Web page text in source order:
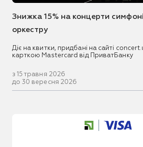
Знижка 15% на концерти
оркестру
Діє на квитки, придбані на сайті
карткою Mastercard від ПриватБанку
з 15 травня 2026
до 30 вересня 2026